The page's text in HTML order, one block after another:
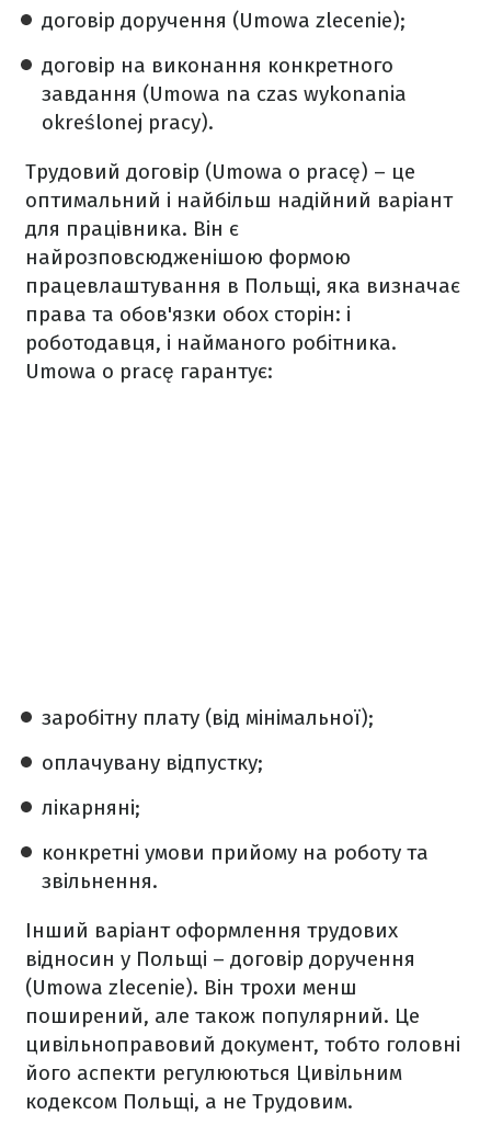
договір доручення (Umowa zlecenie);
договір на виконання конкретного
завдання (Umowa na czas wykonania
określonej pracy).
Трудовий договір (Umowa o pracę) – це
оптимальний і найбільш надійний варіант
для працівника. Він є
найрозповсюдженішою формою
працевлаштування в Польщі, яка визначає
права та обов'язки обох сторін: і
роботодавця, і найманого робітника.
Umowa o pracę гарантує:
заробітну плату (від мінімальної);
оплачувану відпустку;
лікарняні;
конкретні умови прийому на роботу та
звільнення.
Інший варіант оформлення трудових
відносин у Польщі – договір доручення
(Umowa zlecenie). Він трохи менш
поширений, але також популярний. Це
цивільноправовий документ, тобто головні
його аспекти регулюються Цивільним
кодексом Польщі, а не Трудовим.